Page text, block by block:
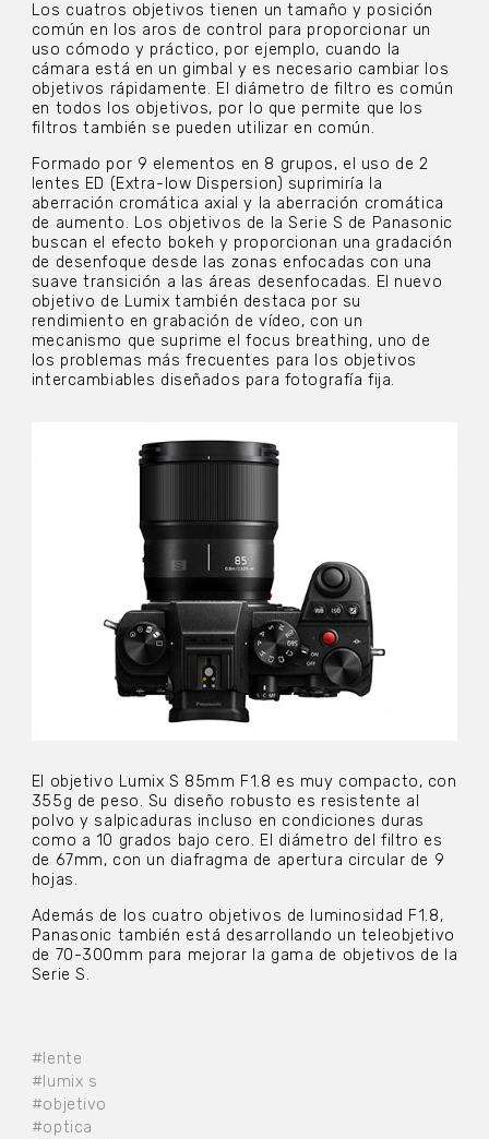
#lente
#lumix s
#objetivo
#optica
Los cuatros objetivos tienen un tamaño y posición
común en los aros de control para proporcionar un
uso cómodo y práctico, por ejemplo, cuando la
cámara está en un gimbal y es necesario cambiar los
objetivos rápidamente. El diámetro de filtro es común
en todos los objetivos, por lo que permite que los
filtros también se pueden utilizar en común.
Formado por 9 elementos en 8 grupos, el uso de 2
lentes ED (Extra-low Dispersion) suprimiría la
aberración cromática axial y la aberración cromática
de aumento. Los objetivos de la Serie S de Panasonic
buscan el efecto bokeh y proporcionan una gradación
de desenfoque desde las zonas enfocadas con una
suave transición a las áreas desenfocadas. El nuevo
objetivo de Lumix también destaca por su
rendimiento en grabación de vídeo, con un
mecanismo que suprime el focus breathing, uno de
los problemas más frecuentes para los objetivos
intercambiables diseñados para fotografía fija.
El objetivo Lumix S 85mm F1.8 es muy compacto, con
355g de peso. Su diseño robusto es resistente al
polvo y salpicaduras incluso en condiciones duras
como a 10 grados bajo cero. El diámetro del filtro es
de 67mm, con un diafragma de apertura circular de 9
hojas.
Además de los cuatro objetivos de luminosidad F1.8,
Panasonic también está desarrollando un teleobjetivo
de 70-300mm para mejorar la gama de objetivos de la
Serie S.